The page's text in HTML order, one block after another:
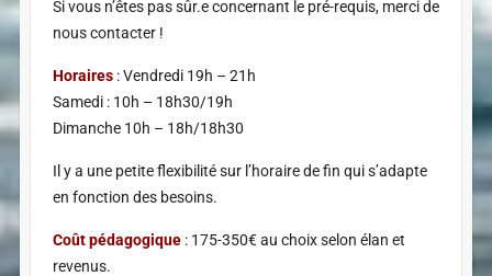
Si vous n’êtes pas sûr.e concernant le pré-requis, merci de
nous contacter !
Horaires : Vendredi 19h – 21h
Samedi : 10h – 18h30/19h
Dimanche 10h – 18h/18h30
Il y a une petite flexibilité sur l’horaire de fin qui s’adapte
en fonction des besoins.
Coût pédagogique : 175-350€ au choix selon élan et
revenus.